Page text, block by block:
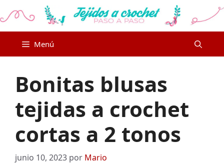
al
Menú
Bonitas blusas
tejidas a crochet
cortas a 2 tonos
junio 10, 2023 por Mario